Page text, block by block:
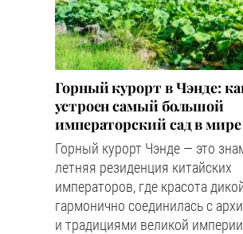
Горный курорт в Чэнде:
устроен самый большой
императорский сад в мире
Горный курорт Чэнде — это
летняя резиденция китайских
императоров, где красота
гармонично соединилась с
и традициями великой